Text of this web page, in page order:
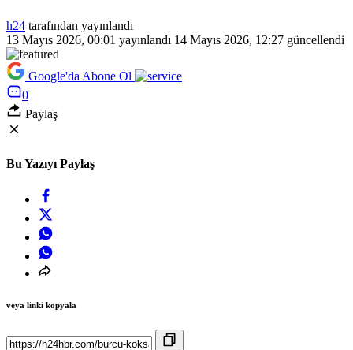
h24 tarafından yayınlandı
13 Mayıs 2026, 00:01 yayınlandı 14 Mayıs 2026, 12:27 güncellendi
Google'da Abone Ol
0
Paylaş
Bu Yazıyı Paylaş
veya linki kopyala